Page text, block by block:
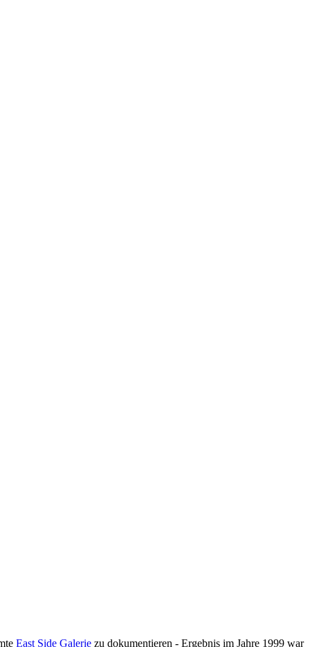
East Side Galerie zu dokumentieren - Ergebnis im Jahre 1999 war